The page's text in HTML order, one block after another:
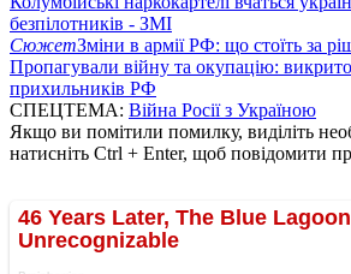
безпілотників - ЗМІ
СюжетЗміни в армії РФ: що стоїть за
Пропагували війну та окупацію:
прихильників РФ
СПЕЦТЕМА: Війна Росії з Україною
Якщо ви помітили помилку, виділіть
натисніть Ctrl + Enter, щоб повідомити